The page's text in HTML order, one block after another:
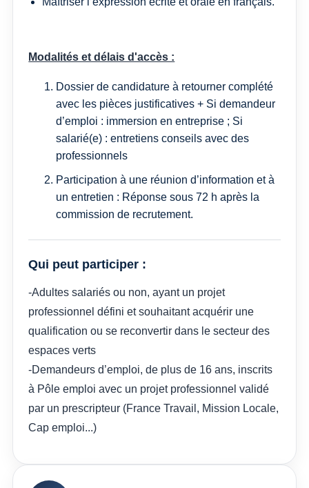
Modalités et délais d'accès :
Dossier de candidature à retourner complété
avec les pièces justificatives + Si demandeur
d’emploi : immersion en entreprise ; Si
salarié(e) : entretiens conseils avec des
professionnels
Participation à une réunion d’information et à
un entretien : Réponse sous 72 h après la
commission de recrutement.
Qui peut participer :
-Adultes salariés ou non, ayant un projet
professionnel défini et souhaitant acquérir une
qualification ou se reconvertir dans le secteur des
espaces verts
-Demandeurs d’emploi, de plus de 16 ans, inscrits
à Pôle emploi avec un projet professionnel validé
par un prescripteur (France Travail, Mission Locale,
Cap emploi...)